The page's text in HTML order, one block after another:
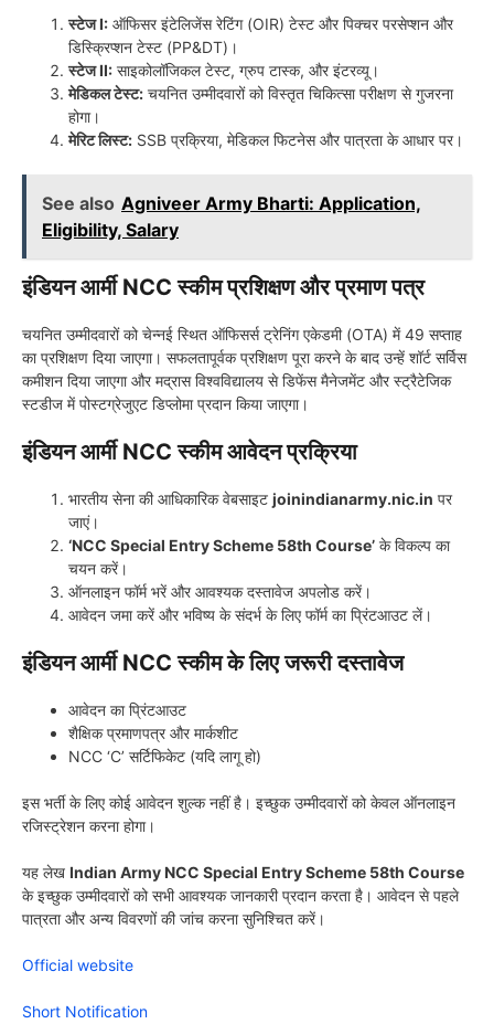
स्टेज I: ऑफिसर इंटेलिजेंस रेटिंग (OIR) टेस्ट और पिक्चर परसेप्शन और
डिस्क्रिप्शन टेस्ट (PP&DT)।
स्टेज II: साइकोलॉजिकल टेस्ट, ग्रुप टास्क, और इंटरव्यू।
मेडिकल टेस्ट: चयनित उम्मीदवारों को विस्तृत चिकित्सा परीक्षण से गुजरना
होगा।
मेरिट लिस्ट: SSB प्रक्रिया, मेडिकल फिटनेस और पात्रता के आधार पर।
See also Agniveer Army Bharti: Application,
Eligibility, Salary
इंडियन आर्मी NCC स्कीम प्रशिक्षण और प्रमाण पत्र
चयनित उम्मीदवारों को चेन्नई स्थित ऑफिसर्स ट्रेनिंग एकेडमी (OTA) में 49 सप्ताह
का प्रशिक्षण दिया जाएगा। सफलतापूर्वक प्रशिक्षण पूरा करने के बाद उन्हें शॉर्ट सर्विस
कमीशन दिया जाएगा और मद्रास विश्वविद्यालय से डिफेंस मैनेजमेंट और स्ट्रैटेजिक
स्टडीज में पोस्टग्रेजुएट डिप्लोमा प्रदान किया जाएगा।
इंडियन आर्मी NCC स्कीम आवेदन प्रक्रिया
भारतीय सेना की आधिकारिक वेबसाइट joinindianarmy.nic.in पर
जाएं।
‘NCC Special Entry Scheme 58th Course’ के विकल्प का
चयन करें।
ऑनलाइन फॉर्म भरें और आवश्यक दस्तावेज अपलोड करें।
आवेदन जमा करें और भविष्य के संदर्भ के लिए फॉर्म का प्रिंटआउट लें।
इंडियन आर्मी NCC स्कीम के लिए जरूरी दस्तावेज
आवेदन का प्रिंटआउट
शैक्षिक प्रमाणपत्र और मार्कशीट
NCC ‘C’ सर्टिफिकेट (यदि लागू हो)
इस भर्ती के लिए कोई आवेदन शुल्क नहीं है। इच्छुक उम्मीदवारों को केवल ऑनलाइन
रजिस्ट्रेशन करना होगा।
यह लेख Indian Army NCC Special Entry Scheme 58th Course
के इच्छुक उम्मीदवारों को सभी आवश्यक जानकारी प्रदान करता है। आवेदन से पहले
पात्रता और अन्य विवरणों की जांच करना सुनिश्चित करें।
Official website
Short Notification